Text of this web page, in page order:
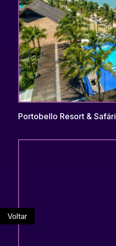
Portobello Resort & Safári
Voltar